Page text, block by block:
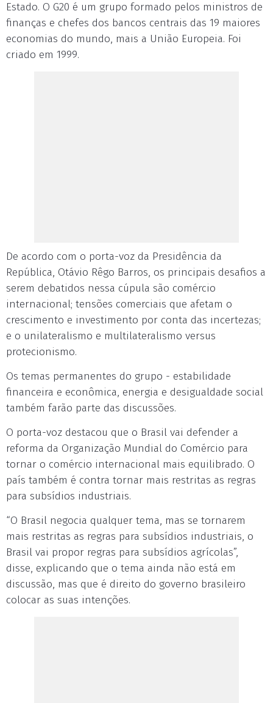
Estado. O G20 é um grupo formado pelos ministros de
finanças e chefes dos bancos centrais das 19 maiores
economias do mundo, mais a União Europeia. Foi
criado em 1999.
De acordo com o porta-voz da Presidência da
República, Otávio Rêgo Barros, os principais desafios a
serem debatidos nessa cúpula são comércio
internacional; tensões comerciais que afetam o
crescimento e investimento por conta das incertezas;
e o unilateralismo e multilateralismo versus
protecionismo.
Os temas permanentes do grupo - estabilidade
financeira e econômica, energia e desigualdade social
também farão parte das discussões.
O porta-voz destacou que o Brasil vai defender a
reforma da Organização Mundial do Comércio para
tornar o comércio internacional mais equilibrado. O
país também é contra tornar mais restritas as regras
para subsídios industriais.
“O Brasil negocia qualquer tema, mas se tornarem
mais restritas as regras para subsídios industriais, o
Brasil vai propor regras para subsídios agrícolas”,
disse, explicando que o tema ainda não está em
discussão, mas que é direito do governo brasileiro
colocar as suas intenções.